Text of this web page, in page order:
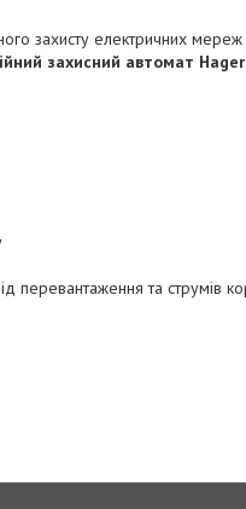
захисту електричних
захисний автомат
перевантаження та струмів